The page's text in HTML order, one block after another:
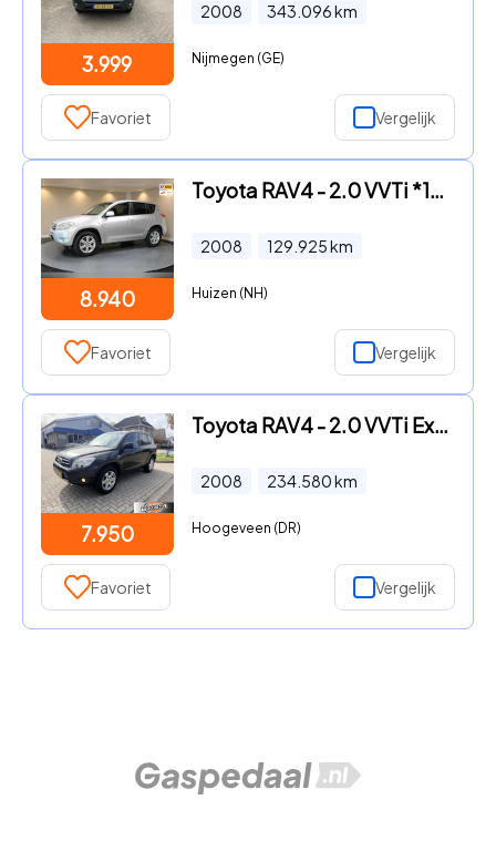
3.999
2008 343.096km
Nijmegen (GE)
Favoriet Vergelijk
8.940
Toyota RAV4 - 2.0 VVTi *154Pk 4x4* Top onderhouden Stoelverw.|Trekhaak|Cam
2008 129.925km
Huizen (NH)
Favoriet Vergelijk
7.950
Toyota RAV4 - 2.0 VVTi Executive Clima leder 4x4
2008 234.580km
Hoogeveen (DR)
Favoriet Vergelijk